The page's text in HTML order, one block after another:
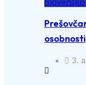
Slovensko
3.